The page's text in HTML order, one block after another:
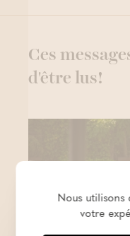
Ces
d'être lus!
Nous utilisons
votre